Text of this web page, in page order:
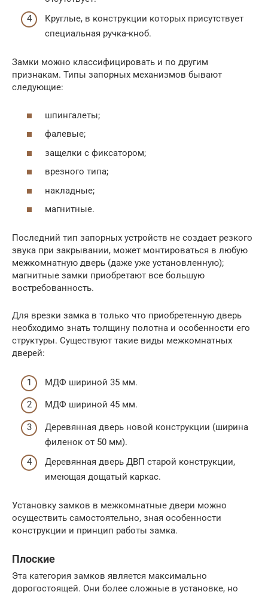
Круглые, в конструкции которых присутствует
специальная ручка-кноб.
Замки можно классифицировать и по другим
признакам. Типы запорных механизмов бывают
следующие:
шпингалеты;
фалевые;
защелки с фиксатором;
врезного типа;
накладные;
магнитные.
Последний тип запорных устройств не создает резкого
звука при закрывании, может монтироваться в любую
межкомнатную дверь (даже уже установленную);
магнитные замки приобретают все большую
востребованность.
Для врезки замка в только что приобретенную дверь
необходимо знать толщину полотна и особенности его
структуры. Существуют такие виды межкомнатных
дверей:
МДФ шириной 35 мм.
МДФ шириной 45 мм.
Деревянная дверь новой конструкции (ширина
филенок от 50 мм).
Деревянная дверь ДВП старой конструкции,
имеющая дощатый каркас.
Установку замков в межкомнатные двери можно
осуществить самостоятельно, зная особенности
конструкции и принцип работы замка.
Плоские
Эта категория замков является максимально
дорогостоящей. Они более сложные в установке, но